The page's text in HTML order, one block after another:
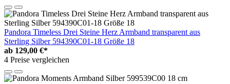
Pandora Timeless Drei Steine Herz Armband transparent aus
Sterling Silber 594390C01-18 Größe 18
ab 129,00 €*
4 Preise vergleichen